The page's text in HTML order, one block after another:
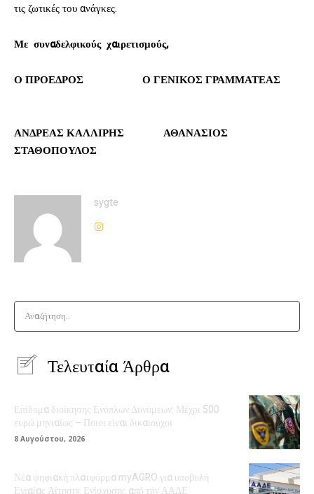
τις ζωτικές του ανάγκες.
Με συναδελφικούς χαιρετισμούς,
Ο ΠΡΟΕΔΡΟΣ Ο ΓΕΝΙΚΟΣ ΓΡΑΜΜΑΤΕΑΣ
ΑΝΔΡΕΑΣ ΚΑΛΛΙΡΗΣ ΑΘΑΝΑΣΙΟΣ
ΣΤΑΘΟΠΟΥΛΟΣ
sygte
Αναζήτηση..
Τελευταία Άρθρα
Επίδομα διοίκησης Ενόπλων Δυνάμεων: Μέχρι 500
ευρώ μηνιαίως – Ποιοι είναι δικαιούχοι
8 Αυγούστου, 2026
Νέα ψηφιακή πλατφόρμα myAGRO για υποβολή